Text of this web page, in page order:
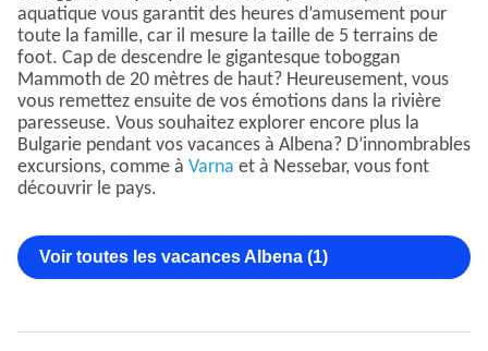
aquatique vous garantit des heures d’amusement pour
toute la famille, car il mesure la taille de 5 terrains de
foot. Cap de descendre le gigantesque toboggan
Mammoth de 20 mètres de haut? Heureusement, vous
vous remettez ensuite de vos émotions dans la rivière
paresseuse. Vous souhaitez explorer encore plus la
Bulgarie pendant vos vacances à Albena? D’innombrables
excursions, comme à Varna et à Nessebar, vous font
découvrir le pays.
Voir toutes les vacances Albena (1)